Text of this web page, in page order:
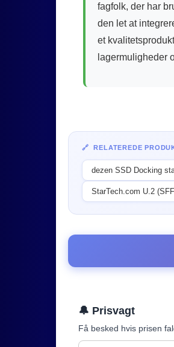
fagfolk, der har
den let at
et
lagermuligheder
🔗 RELATEREDE
dezen SSD Docking
StarTech.com U.2
🔔 Prisvagt
Få besked hvis prisen